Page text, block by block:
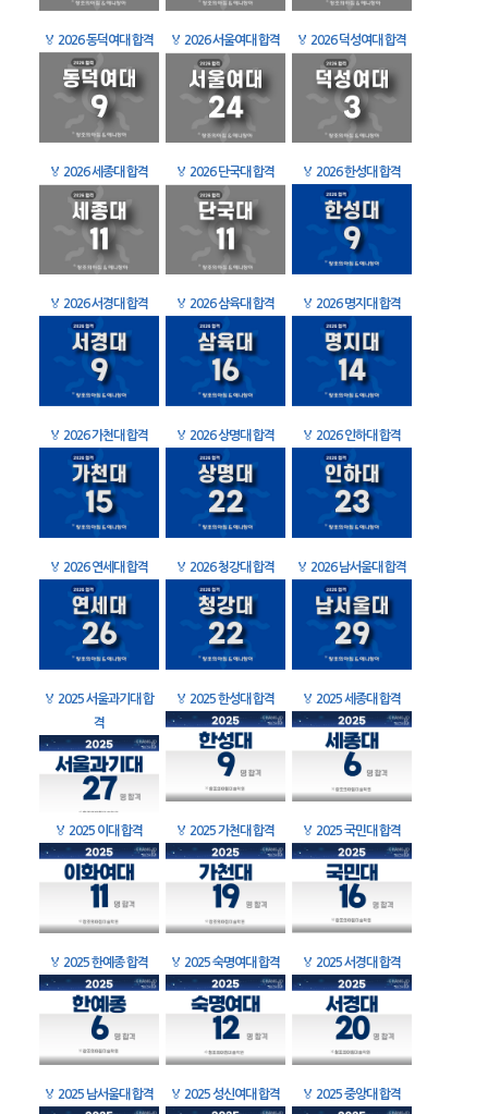
🏅 2026 동덕여대 합격 🏅 2026 서울여대 합격 🏅 2026 덕성여대 합격
🏅 2026 세종대 합격 🏅 2026 단국대 합격 🏅 2026 한성대 합격
🏅 2026 서경대 합격 🏅 2026 삼육대 합격 🏅 2026 명지대 합격
🏅 2026 가천대 합격 🏅 2026 상명대 합격 🏅 2026 인하대 합격
🏅 2026 연세대 합격 🏅 2026 청강대 합격 🏅 2026 남서울대 합격
🏅 2025 서울과기대 합
격
🏅 2025 한성대 합격 🏅 2025 세종대 합격
🏅 2025 이대 합격 🏅 2025 가천대 합격 🏅 2025 국민대 합격
🏅 2025 한예종 합격 🏅 2025 숙명여대 합격 🏅 2025 서경대 합격
🏅 2025 남서울대 합격 🏅 2025 성신여대 합격 🏅 2025 중앙대 합격